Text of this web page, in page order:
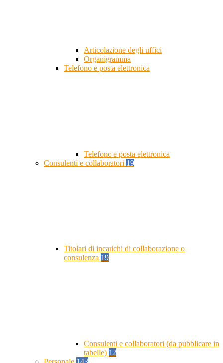
Articolazione degli uffici
Organigramma
Telefono e posta elettronica
Telefono e posta elettronica
Consulenti e collaboratori 19
Titolari di incarichi di collaborazione o
consulenza 19
Consulenti e collaboratori (da pubblicare in
tabelle) 12